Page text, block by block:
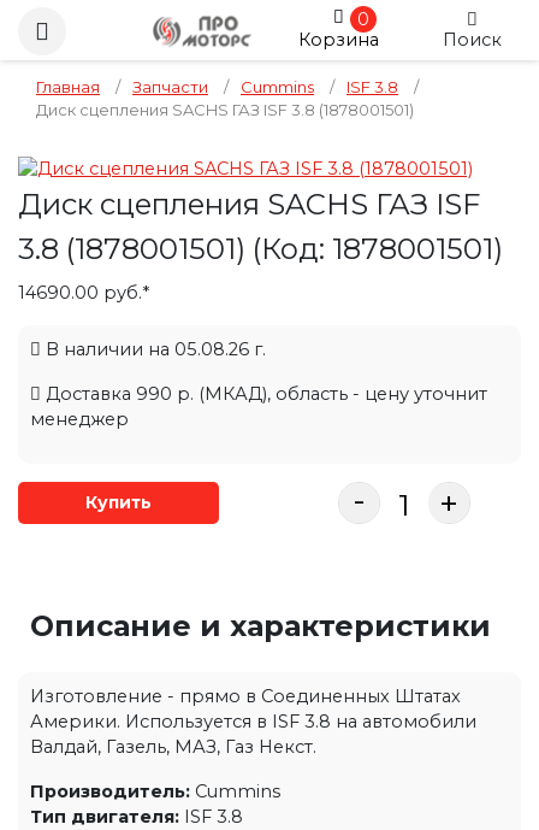
0
Корзина
Поиск
Главная / Запчасти / Cummins / ISF 3.8
/
Диск сцепления SACHS ГАЗ ISF 3.8 (1878001501)
Диск сцепления SACHS ГАЗ ISF
3.8 (1878001501) (Код: 1878001501)
14690.00 руб.*
В наличии на 05.08.26 г.
Доставка 990 р. (МКАД), область - цену уточнит
менеджер
Купить - +
Описание и характеристики
Изготовление - прямо в Соединенных Штатах
Америки. Используется в ISF 3.8 на автомобили
Валдай, Газель, МАЗ, Газ Некст.
Производитель: Cummins
Тип двигателя: ISF 3.8